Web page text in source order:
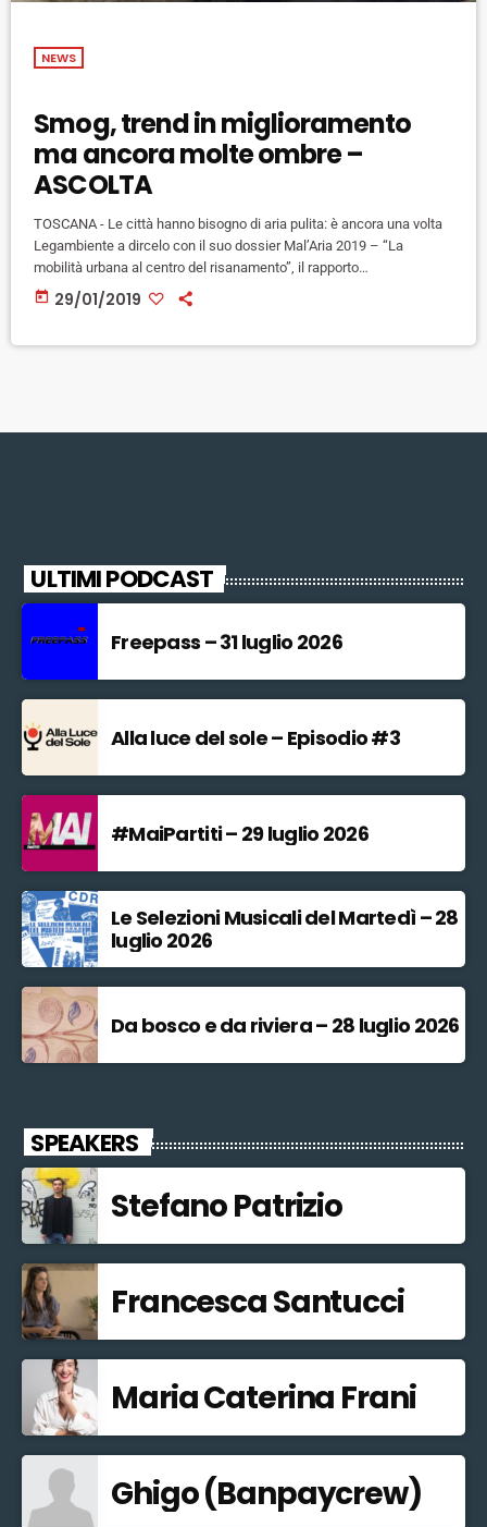
NEWS
Smog, trend in miglioramento
ma ancora molte ombre –
ASCOLTA
TOSCANA - Le città hanno bisogno di aria pulita: è ancora una volta
Legambiente a dircelo con il suo dossier Mal’Aria 2019 – “La
mobilità urbana al centro del risanamento”, il rapporto
sull’inquinamento atmosferico nelle città italiane. Nell’analisi portata
avanti come Legambiente nelle campagne annuali “PM10 ti tengo
today 29/01/2019
ULTIMI PODCAST
Freepass – 31 luglio 2026
Alla luce del sole – Episodio #3
#MaiPartiti – 29 luglio 2026
Le Selezioni Musicali del Martedì – 28
luglio 2026
Da bosco e da riviera – 28 luglio 2026
SPEAKERS
Stefano Patrizio
Francesca Santucci
Maria Caterina Frani
Ghigo (Banpaycrew)